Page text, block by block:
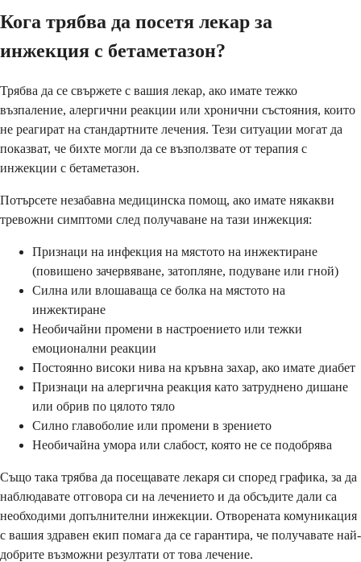
Кога трябва да посетя лекар за
инжекция с бетаметазон?
Трябва да се свържете с вашия лекар, ако имате тежко
възпаление, алергични реакции или хронични състояния, които
не реагират на стандартните лечения. Тези ситуации могат да
показват, че бихте могли да се възползвате от терапия с
инжекции с бетаметазон.
Потърсете незабавна медицинска помощ, ако имате някакви
тревожни симптоми след получаване на тази инжекция:
Признаци на инфекция на мястото на инжектиране
(повишено зачервяване, затопляне, подуване или гной)
Силна или влошаваща се болка на мястото на
инжектиране
Необичайни промени в настроението или тежки
емоционални реакции
Постоянно високи нива на кръвна захар, ако имате диабет
Признаци на алергична реакция като затруднено дишане
или обрив по цялото тяло
Силно главоболие или промени в зрението
Необичайна умора или слабост, която не се подобрява
Също така трябва да посещавате лекаря си според графика, за да
наблюдавате отговора си на лечението и да обсъдите дали са
необходими допълнителни инжекции. Отворената комуникация
с вашия здравен екип помага да се гарантира, че получавате най-
добрите възможни резултати от това лечение.